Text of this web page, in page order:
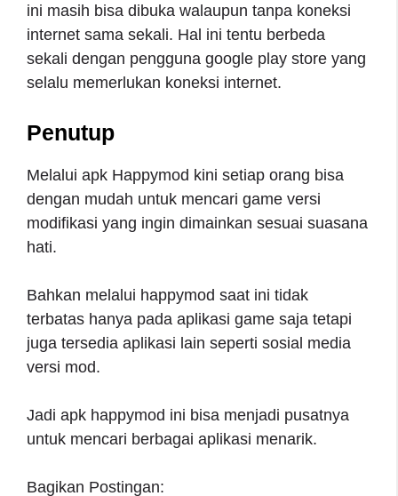
ini masih bisa dibuka walaupun tanpa koneksi
internet sama sekali. Hal ini tentu berbeda
sekali dengan pengguna google play store yang
selalu memerlukan koneksi internet.
Penutup
Melalui apk Happymod kini setiap orang bisa
dengan mudah untuk mencari game versi
modifikasi yang ingin dimainkan sesuai suasana
hati.
Bahkan melalui happymod saat ini tidak
terbatas hanya pada aplikasi game saja tetapi
juga tersedia aplikasi lain seperti sosial media
versi mod.
Jadi apk happymod ini bisa menjadi pusatnya
untuk mencari berbagai aplikasi menarik.
Bagikan Postingan: